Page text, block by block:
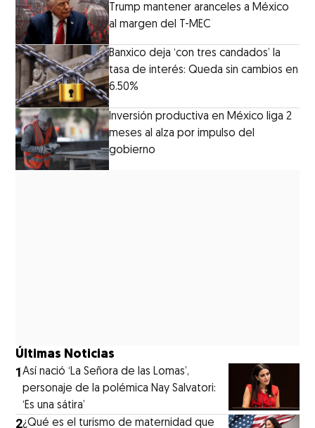
Trump mantener aranceles a México
al margen del T-MEC
Banxico deja ‘con tres candados’ la
tasa de interés: Queda sin cambios en
6.50%
Inversión productiva en México liga 2
meses al alza por impulso del
gobierno
Últimas Noticias
1⁠Así nació ‘La Señora de las Lomas’,
personaje de la polémica Nay Salvatori:
‘Es una sátira’
2¿Qué es el turismo de maternidad que